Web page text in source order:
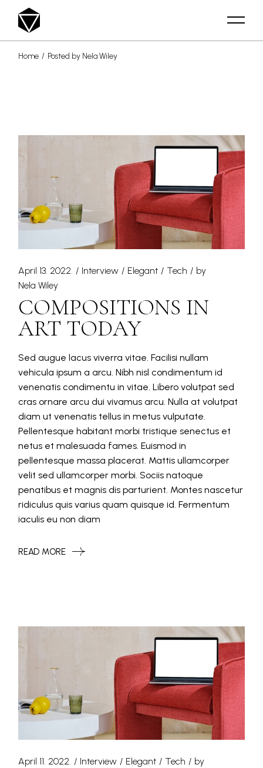
content
Home Posted by Nela Wiley
April 13. 2022. Interview Elegant Tech
by
Nela Wiley
COMPOSITIONS IN
ART TODAY
Sed augue lacus viverra vitae. Facilisi nullam
vehicula ipsum a arcu. Nibh nisl condimentum id
venenatis condimentu in vitae. Libero volutpat sed
cras ornare arcu dui vivamus arcu. Nulla at volutpat
diam ut venenatis tellus in metus vulputate.
Pellentesque habitant morbi tristique senectus et
netus et malesuada fames. Euismod in
pellentesque massa placerat. Mattis ullamcorper
velit sed ullamcorper morbi. Sociis natoque
penatibus et magnis dis parturient. Montes nascetur
ridiculus quis varius quam quisque id. Fermentum
iaculis eu non diam
READ MORE
April 11. 2022. Interview Elegant Tech
by